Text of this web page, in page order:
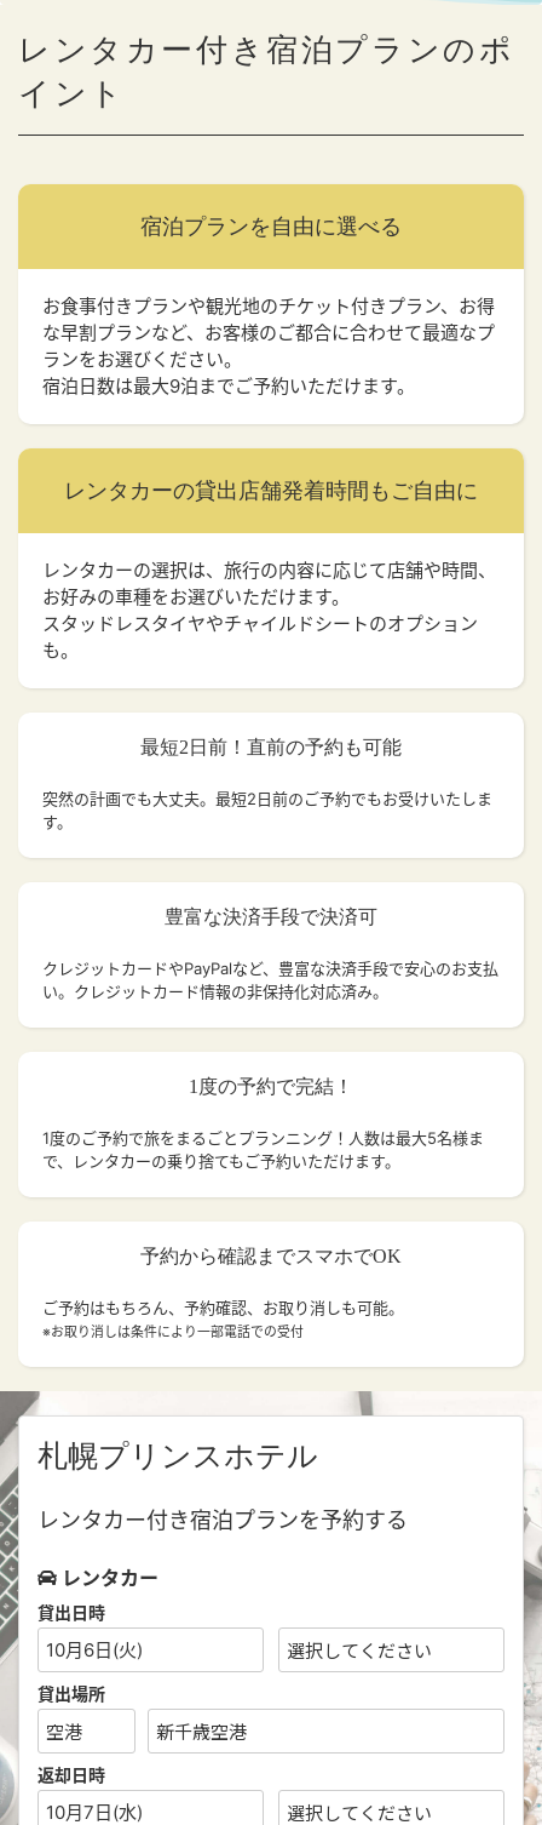
レンタカー付き宿泊プランのポ
イント
宿泊プランを 自由に選べる
お食事付きプランや観光地のチケット付きプラン、お得
な早割プランなど、お客様のご都合に合わせて最適なプ
ランをお選びください。
宿泊日数は最大9泊までご予約いただけます。
レンタカーの貸出店舗発着時間もご自由に
レンタカーの選択は、旅行の内容に応じて店舗や時間、
お好みの車種をお選びいただけます。
スタッドレスタイヤやチャイルドシートのオプション
も。
最短2日前！直前の予約も可能
突然の計画でも大丈夫。 最短2日前のご予約でもお受けいたしま
す。
豊富な決済手段で決済可
クレジットカードやPayPalなど、豊富な決済手段で安心のお支払
い。クレジットカード情報の非保持化対応済み。
1度の予約で完結！
1度のご予約で旅をまるごとプランニング！人数は最大5名様ま
で、レンタカーの乗り捨てもご予約いただけます。
予約から確認までスマホでOK
ご予約はもちろん、予約確認、お取り消しも可能。
※お取り消しは条件により一部電話での受付
札幌プリンスホテル
レンタカー付き宿泊プランを予約する
レンタカー
貸出日時
10月6日(火)
貸出場所
返却日時
10月7日(水)